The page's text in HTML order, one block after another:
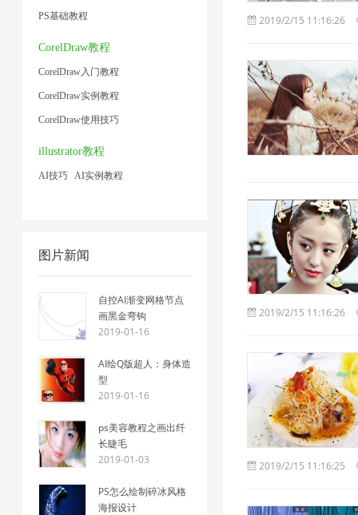
PS基础教程
CorelDraw教程
CorelDraw入门教程
CorelDraw实例教程
CorelDraw使用技巧
illustrator教程
AI技巧 AI实例教程
图片新闻
自控AI渐变网格节点
画黑金弯钩
2019-01-16
AI绘Q版超人：身体造
型
2019-01-16
ps美容教程之画出纤
长睫毛
2019-01-03
PS怎么绘制碎冰风格
海报设计
2019/2/15 11:16:26
2019/2/15 11:16:26
2019/2/15 11:16:25